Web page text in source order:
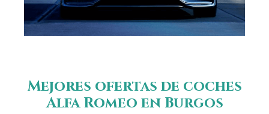
Mejores ofertas de coches
Alfa Romeo en Burgos